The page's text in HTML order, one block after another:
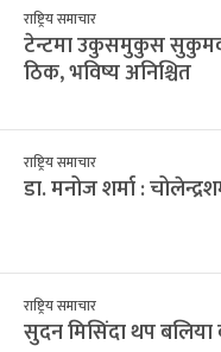
राष्ट्रिय समाचार
टेन्टमा उकुसमुकुस
ठिक, भविष्य अनिश्चित
राष्ट्रिय समाचार
डा. मनोज शर्मा :
राष्ट्रिय समाचार
सुदन मिसिंदा थप बलिया